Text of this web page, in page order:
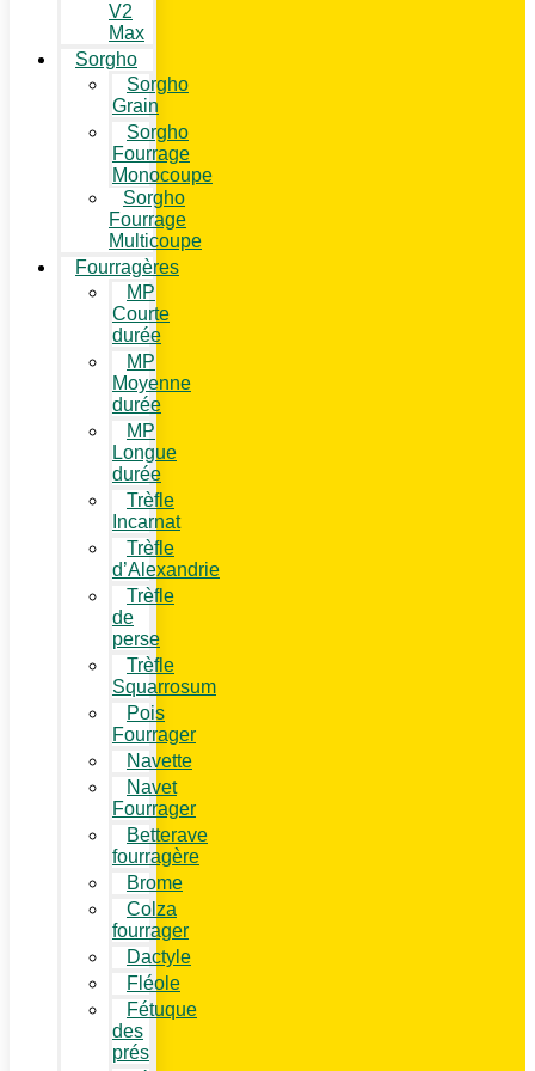
V2
Max
Sorgho
Sorgho
Grain
Sorgho
Fourrage
Monocoupe
Sorgho
Fourrage
Multicoupe
Fourragères
MP
Courte
durée
MP
Moyenne
durée
MP
Longue
durée
Trèfle
Incarnat
Trèfle
d’Alexandrie
Trèfle
de
perse
Trèfle
Squarrosum
Pois
Fourrager
Navette
Navet
Fourrager
Betterave
fourragère
Brome
Colza
fourrager
Dactyle
Fléole
Fétuque
des
prés